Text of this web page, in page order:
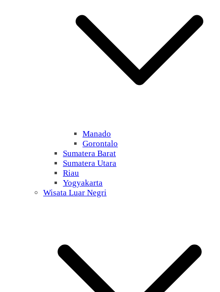
Manado
Gorontalo
Sumatera Barat
Sumatera Utara
Riau
Yogyakarta
Wisata Luar Negri